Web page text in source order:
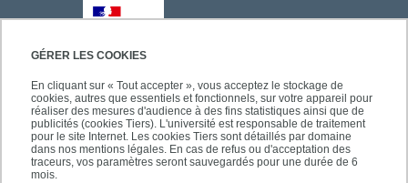
GÉRER LES COOKIES
En cliquant sur « Tout accepter », vous acceptez le stockage de
cookies, autres que essentiels et fonctionnels, sur votre appareil pour
réaliser des mesures d'audience à des fins statistiques ainsi que de
publicités (cookies Tiers). L'université est responsable de traitement
pour le site Internet. Les cookies Tiers sont détaillés par domaine
dans nos mentions légales. En cas de refus ou d'acceptation des
traceurs, vos paramètres seront sauvegardés pour une durée de 6
mois.